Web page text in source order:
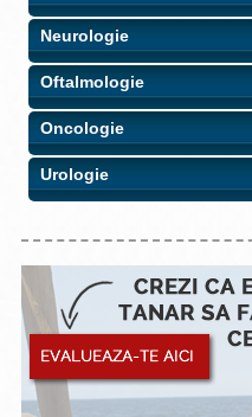
Neurologie
Oftalmologie
Oncologie
Urologie